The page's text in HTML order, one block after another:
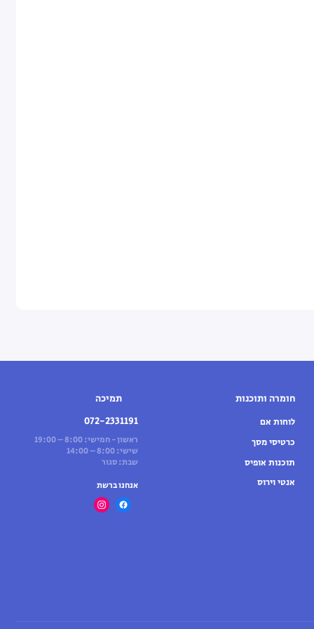
חומרה ותוכנות
לוחות אם
כרטיסי מסך
תוכנות אופיס
אנטי וירוס
תמיכה
072-2331191
ראשון - חמישי: 8:00 – 19:00
שישי: 8:00 – 14:00
שבת: סגור
אנחנו ברשת